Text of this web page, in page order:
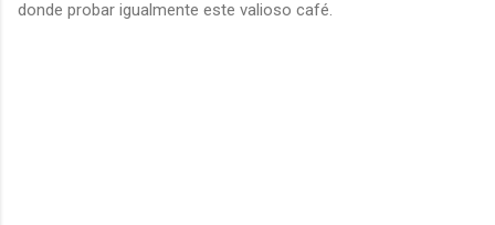
donde probar igualmente este valioso café.